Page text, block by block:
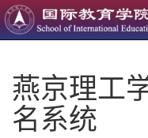
燕京理工
名系统